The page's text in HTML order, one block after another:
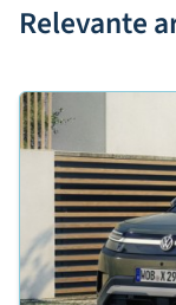
Relevante